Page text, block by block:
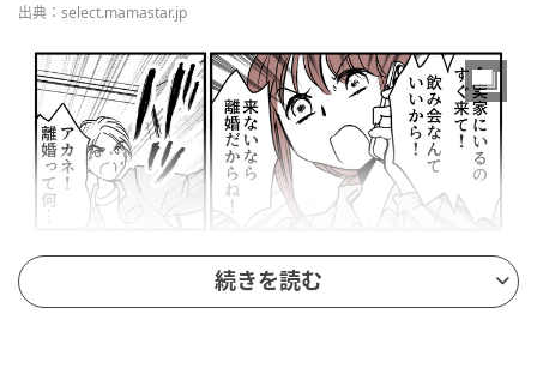
出典：select.mamastar.jp
出典：select.mamastar.jp
孫の世話を負担に感じはじめてから、ずっと胸の奥に
続きを読む